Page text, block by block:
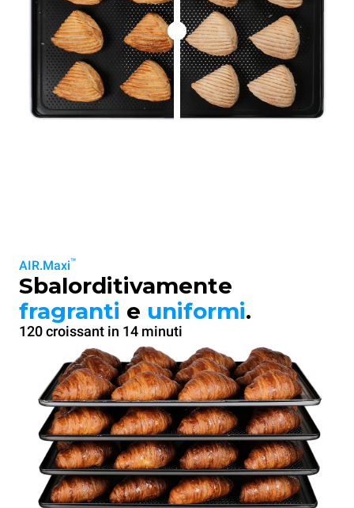
AIR.Maxi™
Sbalorditivamente
fragranti e uniformi.
120 croissant in 14 minuti